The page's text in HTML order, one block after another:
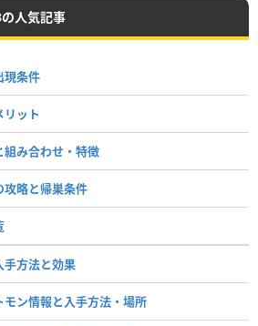
人気記事
現条件
ット
み合わせ・特徴
攻略と帰巣条件
手方法と効果
モン情報と入手方法・場所